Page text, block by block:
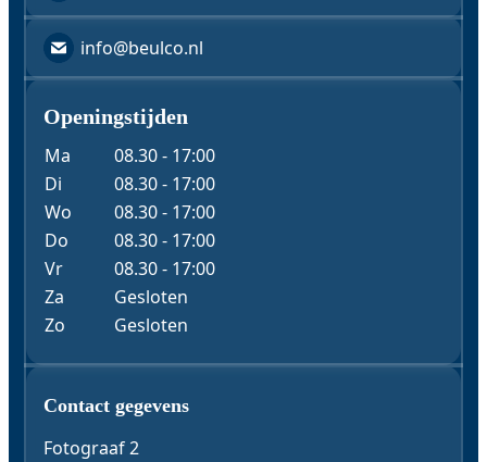
info@beulco.nl
Openingstijden
Ma
08.30 - 17:00
Di
08.30 - 17:00
Wo
08.30 - 17:00
Do
08.30 - 17:00
Vr
08.30 - 17:00
Za
Gesloten
Zo
Gesloten
Contact & Gegevens
Contact gegevens
Fotograaf 2